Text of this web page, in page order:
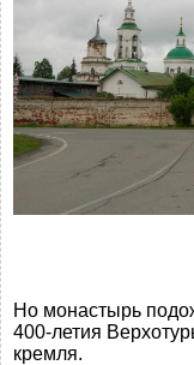
Но монастырь
400-летия
кремля.